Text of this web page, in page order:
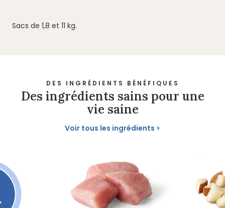
Sacs de 1,8 et 11 kg.
DES INGRÉDIENTS BÉNÉFIQUES
Des ingrédients sains pour une
vie saine
Voir tous les ingrédients